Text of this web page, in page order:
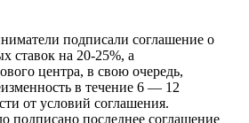
подписали соглашение о
ставок на 20-25%, а
центра, в свою очередь,
в течение 6 — 12
от условий соглашения.
подписано последнее соглашение